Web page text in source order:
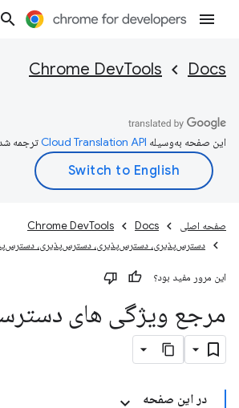
Docs
Chrome DevTools
این صفحه به‌وسیله ترجمه
صفحه اصلی Docs
Chrome DevTools
دسترس‌پذیری، دسترس‌پذیری، دسترس‌پذیری،
این مرور مفید بود؟
مرجع ویژگی های
در این صفحه